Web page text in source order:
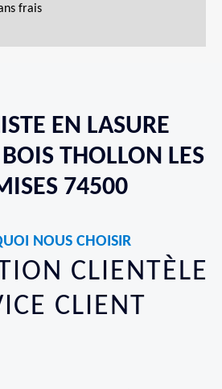
frais
EN LASURE
THOLLON LES
74500
NOUS CHOISIR
CLIENTÈLE
CLIENT